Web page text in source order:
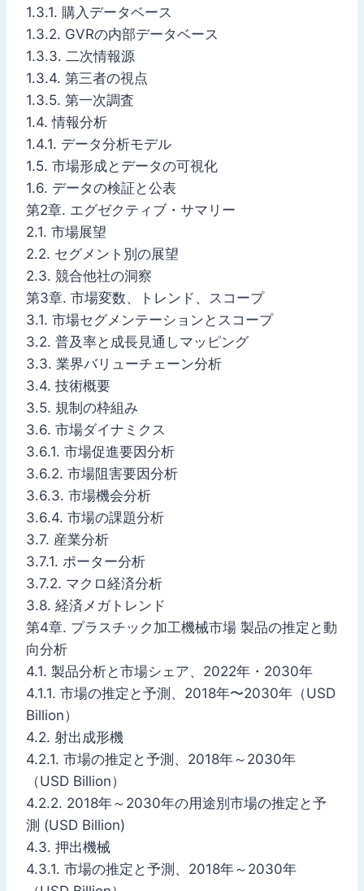
1.3.1. 購入データベース
1.3.2. GVRの内部データベース
1.3.3. 二次情報源
1.3.4. 第三者の視点
1.3.5. 第一次調査
1.4. 情報分析
1.4.1. データ分析モデル
1.5. 市場形成とデータの可視化
1.6. データの検証と公表
第2章. エグゼクティブ・サマリー
2.1. 市場展望
2.2. セグメント別の展望
2.3. 競合他社の洞察
第3章. 市場変数、トレンド、スコープ
3.1. 市場セグメンテーションとスコープ
3.2. 普及率と成長見通しマッピング
3.3. 業界バリューチェーン分析
3.4. 技術概要
3.5. 規制の枠組み
3.6. 市場ダイナミクス
3.6.1. 市場促進要因分析
3.6.2. 市場阻害要因分析
3.6.3. 市場機会分析
3.6.4. 市場の課題分析
3.7. 産業分析
3.7.1. ポーター分析
3.7.2. マクロ経済分析
3.8. 経済メガトレンド
第4章. プラスチック加工機械市場 製品の推定と動
向分析
4.1. 製品分析と市場シェア、2022年・2030年
4.1.1. 市場の推定と予測、2018年〜2030年（USD
Billion）
4.2. 射出成形機
4.2.1. 市場の推定と予測、2018年～2030年
（USD Billion）
4.2.2. 2018年～2030年の用途別市場の推定と予
測 (USD Billion)
4.3. 押出機械
4.3.1. 市場の推定と予測、2018年～2030年